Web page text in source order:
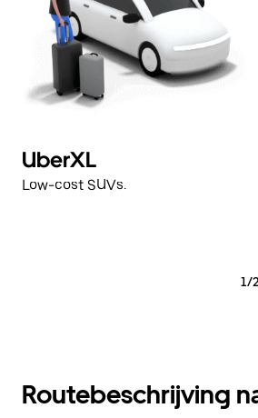
UberXL
Low-cost SUVs.
1/2
Routebeschrijving